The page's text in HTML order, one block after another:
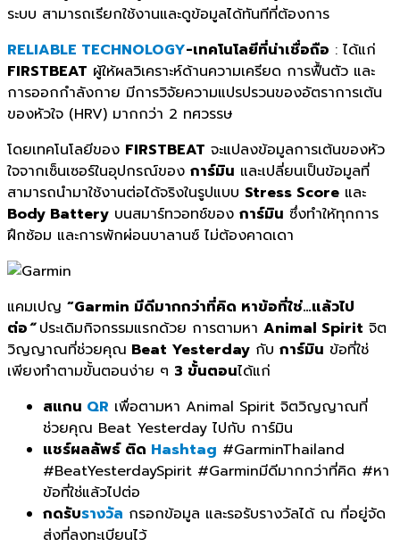
ระบบ สามารถเรียกใช้งานและดูข้อมูลได้ทันทีที่ต้องการ
RELIABLE TECHNOLOGY-เทคโนโลยีที่น่าเชื่อถือ : ได้แก่
FIRSTBEAT ผู้ให้ผลวิเคราะห์ด้านความเครียด การฟื้นตัว และ
การออกกำลังกาย มีการวิจัยความแปรปรวนของอัตราการเต้น
ของหัวใจ (HRV) มากกว่า 2 ทศวรรษ
โดยเทคโนโลยีของ FIRSTBEAT จะแปลงข้อมูลการเต้นของหัว
ใจจากเซ็นเซอร์ในอุปกรณ์ของ การ์มิน และเปลี่ยนเป็นข้อมูลที่
สามารถนำมาใช้งานต่อได้จริงในรูปแบบ Stress Score และ
Body Battery บนสมาร์ทวอทช์ของ การ์มิน ซึ่งทำให้ทุกการ
ฝึกซ้อม และการพักผ่อนบาลานซ์ ไม่ต้องคาดเดา
แคมเปญ “Garmin มีดีมากกว่าที่คิด หาข้อที่ใช่…แล้วไป
ต่อ“ ประเดิมกิจกรรมแรกด้วย การตามหา Animal Spirit จิต
วิญญาณที่ช่วยคุณ Beat Yesterday กับ การ์มิน ข้อที่ใช่
เพียงทำตามขั้นตอนง่าย ๆ 3 ขั้นตอนได้แก่
สแกน QR เพื่อตามหา Animal Spirit จิตวิญญาณที่
ช่วยคุณ Beat Yesterday ไปกับ การ์มิน
แชร์ผลลัพธ์ ติด Hashtag #GarminThailand
#BeatYesterdaySpirit #Garminมีดีมากกว่าที่คิด #หา
ข้อที่ใช่แล้วไปต่อ
กดรับรางวัล กรอกข้อมูล และรอรับรางวัลได้ ณ ที่อยู่จัด
ส่งที่ลงทะเบียนไว้